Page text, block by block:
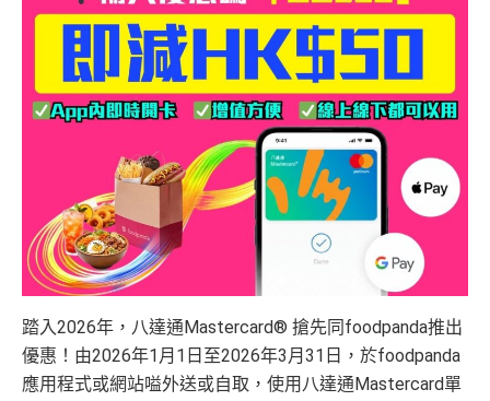
踏入2026年，八達通Mastercard® 搶先同foodpanda推出
優惠！由2026年1月1日至2026年3月31日，於foodpanda
應用程式或網站嗌外送或自取，使用八達通Mastercard單